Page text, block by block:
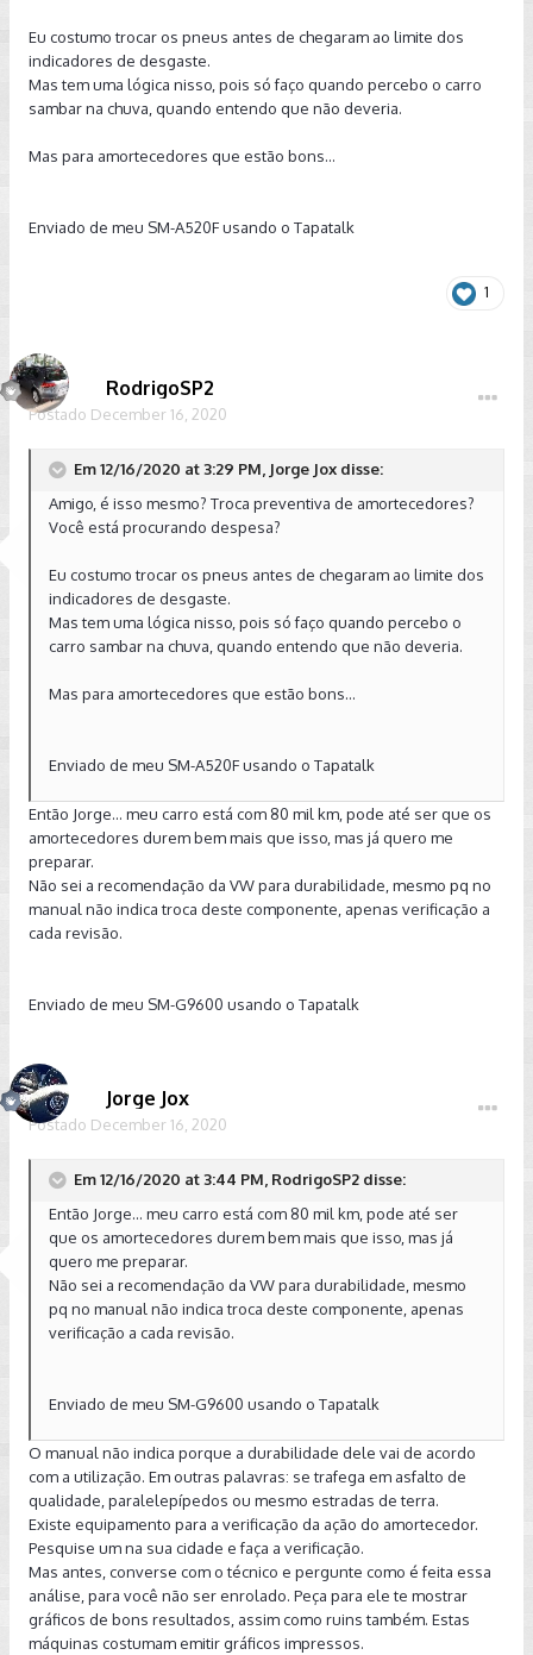
Eu costumo trocar os pneus antes de chegaram ao limite dos
indicadores de desgaste.
Mas tem uma lógica nisso, pois só faço quando percebo o carro
sambar na chuva, quando entendo que não deveria.
Mas para amortecedores que estão bons...
Enviado de meu SM-A520F usando o Tapatalk
1
RodrigoSP2
Postado December 16, 2020
Em 12/16/2020 at 3:29 PM, Jorge Jox disse:
Amigo, é isso mesmo? Troca preventiva de amortecedores?
Você está procurando despesa?
Eu costumo trocar os pneus antes de chegaram ao limite dos
indicadores de desgaste.
Mas tem uma lógica nisso, pois só faço quando percebo o
carro sambar na chuva, quando entendo que não deveria.
Mas para amortecedores que estão bons...
Enviado de meu SM-A520F usando o Tapatalk
Então Jorge... meu carro está com 80 mil km, pode até ser que os
amortecedores durem bem mais que isso, mas já quero me
preparar.
Não sei a recomendação da VW para durabilidade, mesmo pq no
manual não indica troca deste componente, apenas verificação a
cada revisão.
Enviado de meu SM-G9600 usando o Tapatalk
Jorge Jox
Postado December 16, 2020
Em 12/16/2020 at 3:44 PM, RodrigoSP2 disse:
Então Jorge... meu carro está com 80 mil km, pode até ser
que os amortecedores durem bem mais que isso, mas já
quero me preparar.
Não sei a recomendação da VW para durabilidade, mesmo
pq no manual não indica troca deste componente, apenas
verificação a cada revisão.
Enviado de meu SM-G9600 usando o Tapatalk
O manual não indica porque a durabilidade dele vai de acordo
com a utilização. Em outras palavras: se trafega em asfalto de
qualidade, paralelepípedos ou mesmo estradas de terra.
Existe equipamento para a verificação da ação do amortecedor.
Pesquise um na sua cidade e faça a verificação.
Mas antes, converse com o técnico e pergunte como é feita essa
análise, para você não ser enrolado. Peça para ele te mostrar
gráficos de bons resultados, assim como ruins também. Estas
máquinas costumam emitir gráficos impressos.